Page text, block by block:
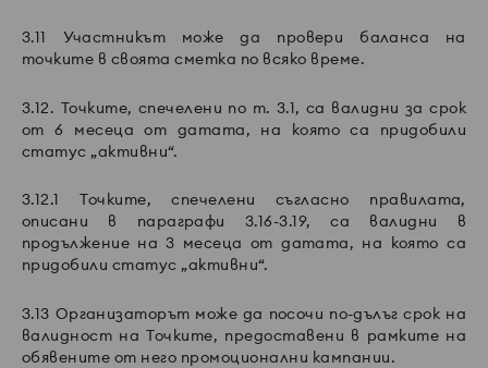
3.11 Участникът може да провери баланса на
точките в своята сметка по всяко време.
3.12. Точките, спечелени по т. 3.1, са валидни за срок
от 6 месеца от датата, на която са придобили
статус „активни“.
3.12.1 Точките, спечелени съгласно правилата,
описани в параграфи 3.16-3.19, са валидни в
продължение на 3 месеца от датата, на която са
придобили статус „активни“.
3.13 Организаторът може да посочи по-дълъг срок на
валидност на Точките, предоставени в рамките на
обявените от него промоционални кампании.